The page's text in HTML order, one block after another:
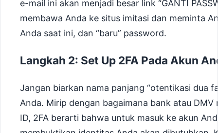
e-mail ini akan menjadi besar link “GANTI
membawa Anda ke situs imitasi dan meminta
Anda saat ini, dan “baru” password.
Langkah 2: Set Up 2FA Pada Akun
Jangan biarkan nama panjang “otentikasi dua
Anda. Mirip dengan bagaimana bank atau
ID, 2FA berarti bahwa untuk masuk ke akun